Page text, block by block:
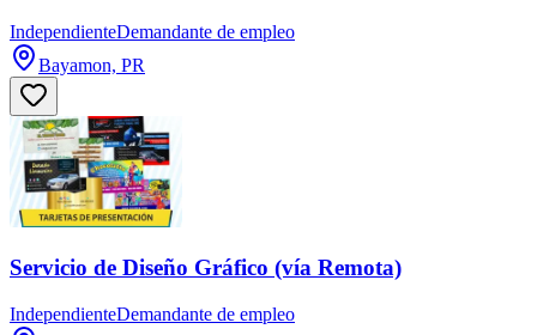
IndependienteDemandante de empleo
Bayamon, PR
Servicio de Diseño Gráfico (vía Remota)
IndependienteDemandante de empleo